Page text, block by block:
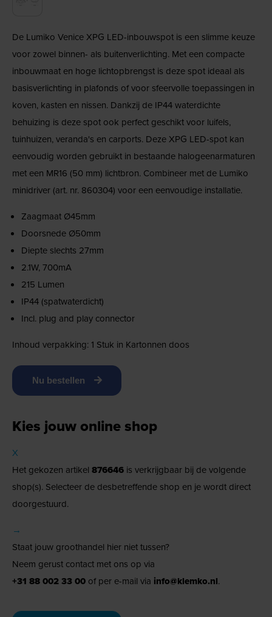
De Lumiko Venice XPG LED-inbouwspot is een slimme keuze
voor zowel binnen- als buitenverlichting. Met een compacte
inbouwmaat en hoge lichtopbrengst is deze spot ideaal als
basisverlichting in plafonds of voor sfeervolle toepassingen in
koven, kasten en nissen. Dankzij de IP44 waterdichte
behuizing is deze spot ook perfect geschikt voor luifels,
tuinhuizen, veranda's en carports. Deze XPG LED-spot kan
eenvoudig worden gebruikt in bestaande halogeenarmaturen
met een MR16 (50 mm) lichtbron. Combineer met de Lumiko
minidriver (art. nr. 860304) voor een eenvoudige installatie.
Zaagmaat Ø45mm
Doorsnede Ø50mm
Diepte slechts 27mm
2.1W, 700mA
215 Lumen
IP44 (spatwaterdicht)
Incl. plug and play connector
Inhoud verpakking: 1 Stuk in Kartonnen doos
Nu bestellen
Kies jouw online shop
X
Het gekozen artikel 876646 is verkrijgbaar bij de volgende
shop(s). Selecteer de desbetreffende shop en je wordt direct
doorgestuurd.
→
Staat jouw groothandel hier niet tussen?
Neem gerust contact met ons op via
+31 88 002 33 00 of per e-mail via info@klemko.nl.